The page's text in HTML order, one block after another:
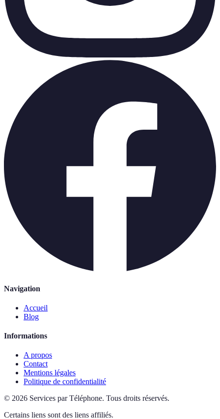
Navigation
Accueil
Blog
Informations
A propos
Contact
Mentions légales
Politique de confidentialité
© 2026 Services par Téléphone. Tous droits réservés.
Certains liens sont des liens affiliés.